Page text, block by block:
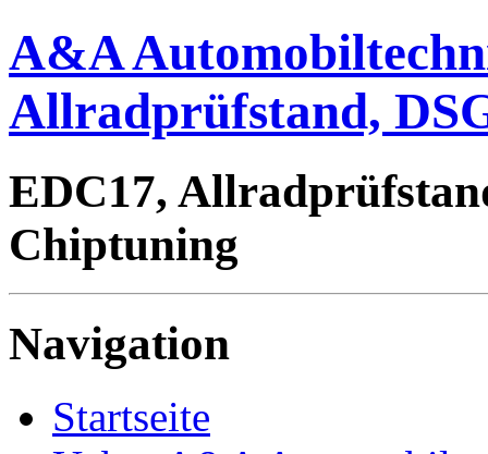
A&A
Allradprüfstand,
EDC17,
Chiptuning
Navigation
Startseite